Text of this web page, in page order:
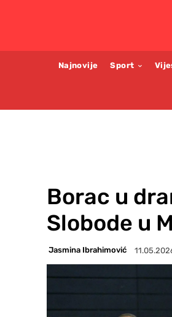
Najnovije Sport
Borac u
Slobode u
Jasmina Ibrahimović